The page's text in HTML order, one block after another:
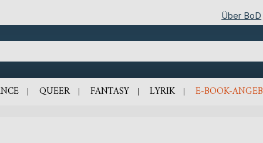
Über BoD
QUEER FANTASY LYRIK E-BOOK-